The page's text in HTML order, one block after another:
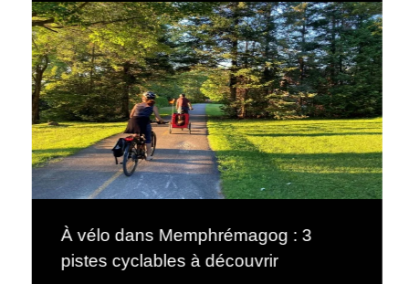
À vélo dans Memphrémagog : 3
pistes cyclables à découvrir